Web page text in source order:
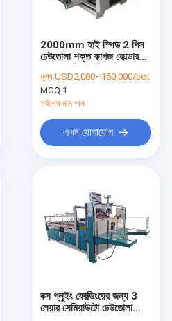
2000mm হাই স্পিড 2 পিস
ঢেউতোলা শক্ত কাগজ ফোল্ডার
মূল্য:USD2,000~150,000/set
MOQ:1
সর্বশেষ দাম পান
এখন যোগাযোগ
বক্স গ্লুইং ফোল্ডিংয়ের জন্য 3
লেয়ার সেমিয়াউটো ঢেউতোলা